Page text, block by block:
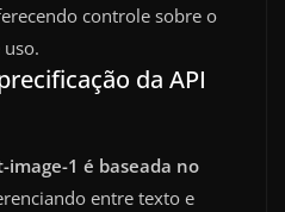
controle sobre o
da API
image-1 é baseada no
entre texto e